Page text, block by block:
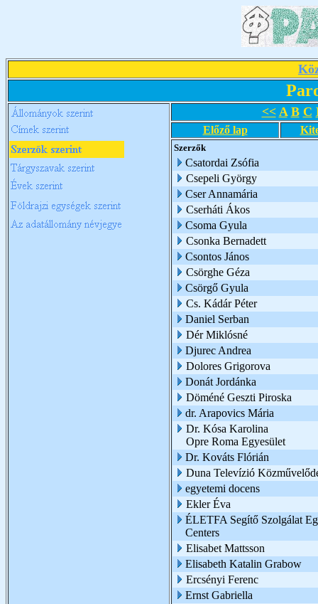
<< A B C
Előző lap
Szerzők
Csatordai Zsófia
Csepeli György
Cser Annamária
Cserháti Ákos
Csoma Gyula
Csonka Bernadett
Csontos János
Csörghe Géza
Csörgő Gyula
Cs. Kádár Péter
Daniel Serban
Dér Miklósné
Djurec Andrea
Dolores Grigorova
Donát Jordánka
Döméné Geszti Piroska
dr. Arapovics Mária
Dr. Kósa Karolina
Opre Roma Egyesület
Dr. Kováts Flórián
Duna Televízió
egyetemi docens
Ekler Éva
ÉLETFA Segítő Szolgálat
Centers
Elisabet Mattsson
Elisabeth Katalin Grabow
Ercsényi Ferenc
Ernst Gabriella